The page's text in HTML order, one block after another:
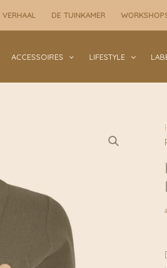
DE TUINKAMER
ACCESSOIRES LIFESTYLE